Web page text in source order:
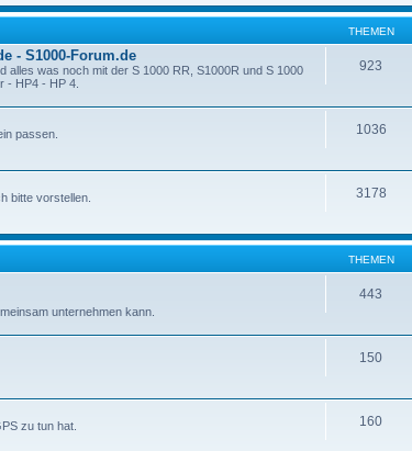
THEMEN
- S1000-Forum.de
alles was noch mit der S 1000 RR, S1000R und S 1000
- HP4 - HP 4.
923
passen. 1036
bitte vorstellen. 3178
THEMEN
unternehmen kann.
443
150
zu tun hat. 160